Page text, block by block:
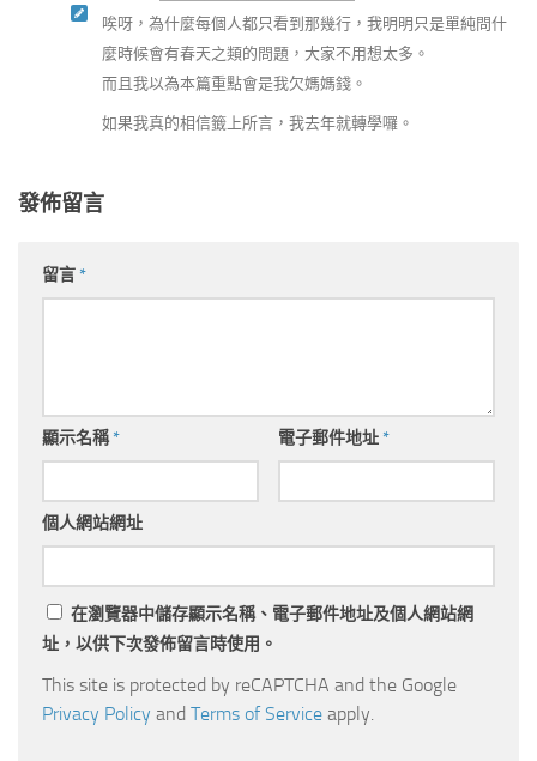
唉呀，為什麼每個人都只看到那幾行，我明明只是單純問什
麼時候會有春天之類的問題，大家不用想太多。
而且我以為本篇重點會是我欠媽媽錢。
如果我真的相信籤上所言，我去年就轉學囉。
發佈留言
留言*
顯示名稱* 電子郵件地址*
個人網站網址
在瀏覽器中儲存顯示名稱、電子郵件地址及個人網站網
址，以供下次發佈留言時使用。
This site is protected by reCAPTCHA and the Google
Privacy Policy and Terms of Service apply.